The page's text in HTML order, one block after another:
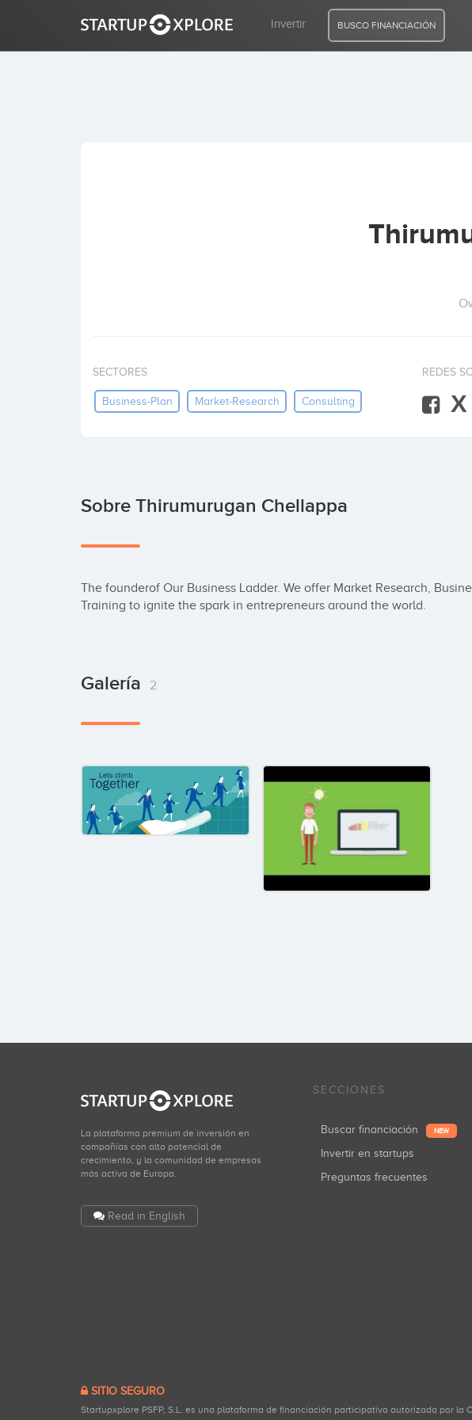
Invertir BUSCO FINANCIACIÓN
SECTORES
Business-Plan Market-Research Consulting
REDES
X
Sobre Thirumurugan Chellappa
The founderof Our Business Ladder. We offer Market Research,
Training to ignite the spark in entrepreneurs around the world.
Galería 2
La plataforma premium de inversión en
compañías con alto potencial de
crecimiento, y la comunidad de empresas
más activa de Europa.
Read in English
SECCIONES
Buscar financiación NEW
Invertir en startups
Preguntas frecuentes
SITIO SEGURO
Startupxplore PSFP, S.L. es una plataforma de financiación participativa autorizada por la